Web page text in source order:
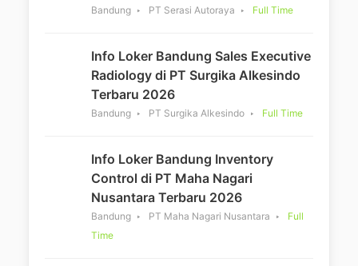
Bandung PT Serasi Autoraya Full Time
Info Loker Bandung Sales Executive
Radiology di PT Surgika Alkesindo
Terbaru 2026
Bandung PT Surgika Alkesindo Full Time
Info Loker Bandung Inventory
Control di PT Maha Nagari
Nusantara Terbaru 2026
Bandung PT Maha Nagari Nusantara
Full
Time